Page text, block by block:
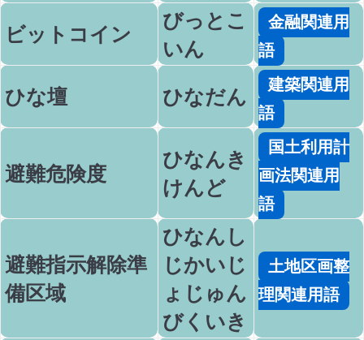
ビットコイン
びっとこ
いん
金融関連用
語
ひな壇 ひなだん
建築関連用
語
避難危険度
ひなんき
けんど
国土利用計
画法関連用
語
避難指示解除準
備区域
ひなんし
じかいじ
ょじゅん
びくいき
土地区画整
理関連用語